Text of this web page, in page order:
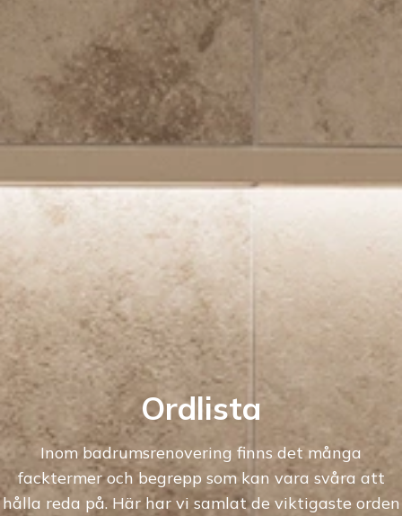
Ordlista
Inom badrumsrenovering finns det många
facktermer och begrepp som kan vara svåra att
hålla reda på. Här har vi samlat de viktigaste orden